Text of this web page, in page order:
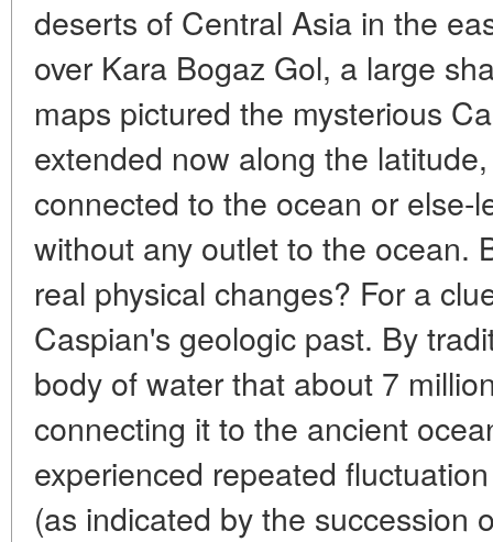
deserts of Central Asia in the
over Kara Bogaz Gol, a large
maps pictured the mysterious
extended now along the
connected to the ocean or else-
without any outlet to the ocean.
real physical changes? For a
Caspian's geologic past. By
body of water that about 7
connecting it to the ancient
experienced repeated
(as indicated by the succession